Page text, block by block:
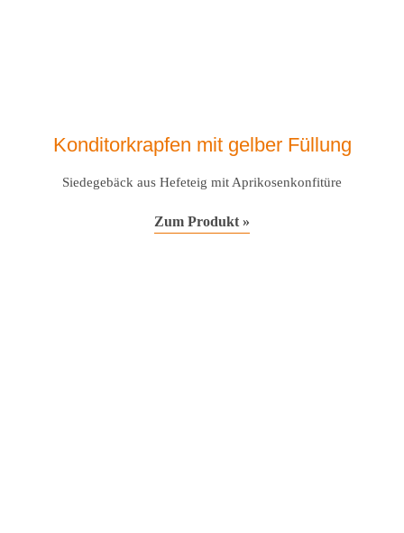
Konditorkrapfen mit gelber Füllung
Siedegebäck aus Hefeteig mit Aprikosenkonfitüre
Zum Produkt »